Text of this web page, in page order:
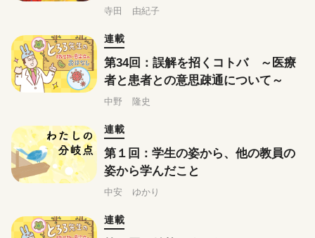
げて
寺田 由紀子
連載
第34回：誤解を招くコトバ ～医療
者と患者との意思疎通について～
中野 隆史
連載
第１回：学生の姿から、他の教員の
姿から学んだこと
中安 ゆかり
連載